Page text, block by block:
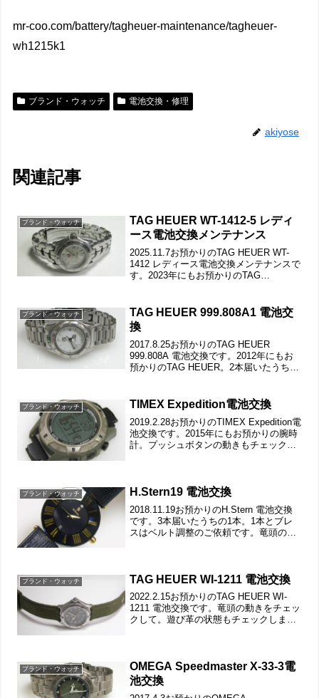
mr-coo.com/battery/tagheuer-maintenance/tagheuer-
wh1215k1
ブランド・ウォッチ 電池交換・修理
akiyose
関連記事
ブランド・ウォッチ
TAG HEUER WT-1412-5 レディ
ース電池交換メンテナンス
2025.11.7お預かりのTAG HEUER WT-
1412 レディース電池交換メンテナンスで
す。2023年にもお預かりのTAG
ック。ラグ部の汚れもチェックしま...
ブランド・ウォッチ
TAG HEUER 999.808A1 電池交
換
2017.8.25お預かりのTAG HEUER
999.808A 電池交換です。2012年にもお
預かりのTAG HEUER。2本届いたうちの
て。ステンレス無垢バンドに...
ブランド・ウォッチ TIMEX Expedition電池交換
2019.2.28お預かりのTIMEX Expedition電
池交換です。2015年にもお預かりの腕時
計。プッシュボタンの動きもチェックし
ブランド・ウォッチ H.Stern19 電池交換
2018.11.19お預かりのH.Stern 電池交換
です。3本届いたうちの1本。1本とブレ
スはベルト調整のご依頼です。竜頭の動
ト...
ブランド・ウォッチ TAG HEUER WI-1211 電池交換
2022.2.15お預かりのTAG HEUER WI-
1211 電池交換です。竜頭の動きをチェッ
クして。遊び革の状態もチェックしま
ース...
ブランド・ウォッチ
OMEGA Speedmaster X-33-3電
池交換